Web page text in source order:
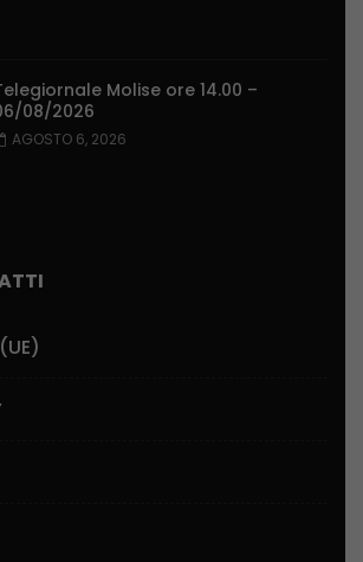
Molise ore 14.00 –
08/2026
AGOSTO 6, 2026